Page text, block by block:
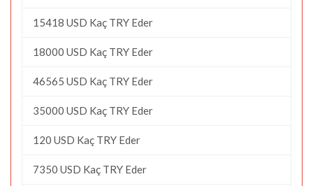
15418 USD Kaç TRY Eder
18000 USD Kaç TRY Eder
46565 USD Kaç TRY Eder
35000 USD Kaç TRY Eder
120 USD Kaç TRY Eder
7350 USD Kaç TRY Eder